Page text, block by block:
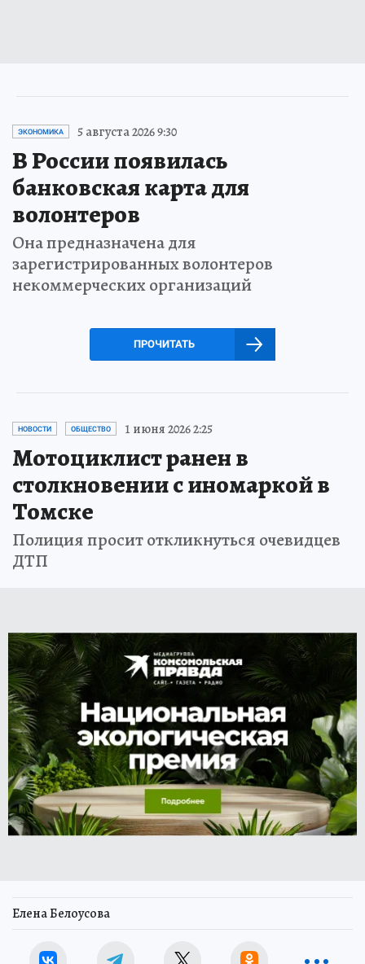
ЭКОНОМИКА 5 августа 2026 9:30
В России появилась
банковская карта для
волонтеров
Она предназначена для
зарегистрированных волонтеров
некоммерческих организаций
ПРОЧИТАТЬ
НОВОСТИ ОБЩЕСТВО 1 июня 2026 2:25
Мотоциклист ранен в
столкновении с иномаркой в
Томске
Полиция просит откликнуться очевидцев
ДТП
Елена Белоусова